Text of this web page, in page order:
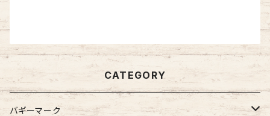
CATEGORY
バギーマーク